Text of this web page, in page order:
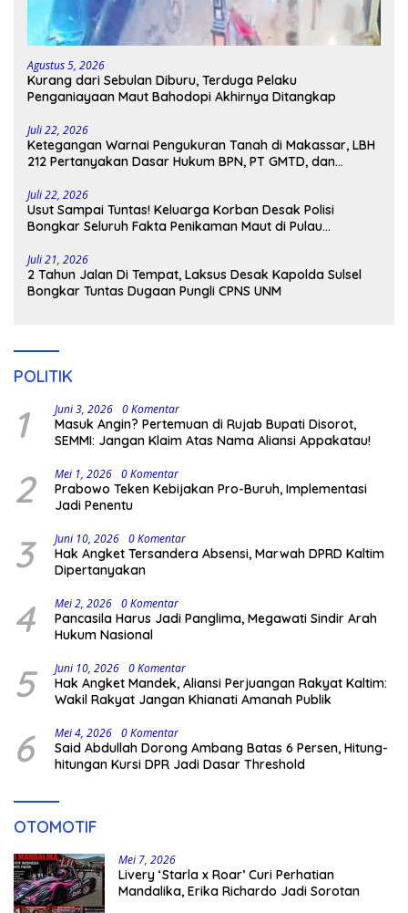
Agustus 5, 2026
Kurang dari Sebulan Diburu, Terduga Pelaku
Penganiayaan Maut Bahodopi Akhirnya Ditangkap
Juli 22, 2026
Ketegangan Warnai Pengukuran Tanah di Makassar, LBH
212 Pertanyakan Dasar Hukum BPN, PT GMTD, dan
Juli 22, 2026
Usut Sampai Tuntas! Keluarga Korban Desak Polisi
Bongkar Seluruh Fakta Penikaman Maut di Pulau
Juli 21, 2026
2 Tahun Jalan Di Tempat, Laksus Desak Kapolda Sulsel
Bongkar Tuntas Dugaan Pungli CPNS UNM
POLITIK
1 Juni 3, 2026 0 Komentar
Masuk Angin? Pertemuan di Rujab Bupati Disorot,
SEMMI: Jangan Klaim Atas Nama Aliansi Appakatau!
2 Mei 1, 2026 0 Komentar
Prabowo Teken Kebijakan Pro-Buruh, Implementasi
Jadi Penentu
3 Juni 10, 2026 0 Komentar
Hak Angket Tersandera Absensi, Marwah DPRD Kaltim
Dipertanyakan
4 Mei 2, 2026 0 Komentar
Pancasila Harus Jadi Panglima, Megawati Sindir Arah
Hukum Nasional
5 Juni 10, 2026 0 Komentar
Hak Angket Mandek, Aliansi Perjuangan Rakyat Kaltim:
Wakil Rakyat Jangan Khianati Amanah Publik
6 Mei 4, 2026 0 Komentar
Said Abdullah Dorong Ambang Batas 6 Persen, Hitung-
hitungan Kursi DPR Jadi Dasar Threshold
OTOMOTIF
Mei 7, 2026
Livery ‘Starla x Roar’ Curi Perhatian
Mandalika, Erika Richardo Jadi Sorotan